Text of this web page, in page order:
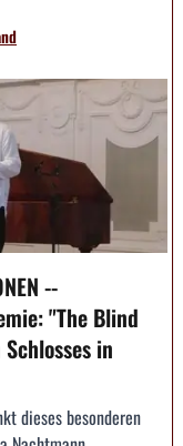
--
"The Blind
in
dieses besonderen